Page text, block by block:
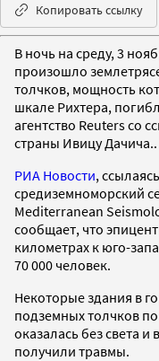
Копировать ссылку
В ночь на среду, 3
произошло
толчков, мощность
шкале Рихтера,
агентство Reuters cо
страны Ивицу Дачича..
РИА Новости,
средиземноморский
Mediterranean
сообщает, что
километрах к юго-
70 000 человек.
Некоторые здания в
подземных толчков
оказалась без света
получили травмы.